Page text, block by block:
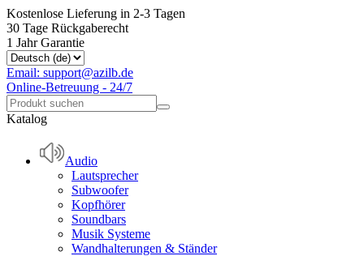
Kostenlose Lieferung in 2-3 Tagen
30 Tage Rückgaberecht
1 Jahr Garantie
Email: support@azilb.de
Online-Betreuung - 24/7
Katalog
Audio
Lautsprecher
Subwoofer
Kopfhörer
Soundbars
Musik Systeme
Wandhalterungen & Ständer